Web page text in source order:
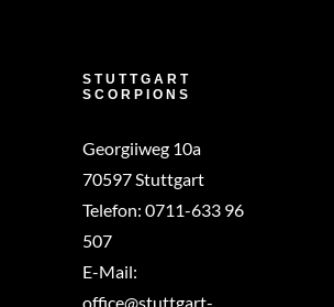
STUTTGART
SCORPIONS
Georgiiweg 10a
70597 Stuttgart
Telefon: 0711-633 96
507
E-Mail:
office@stuttgart-